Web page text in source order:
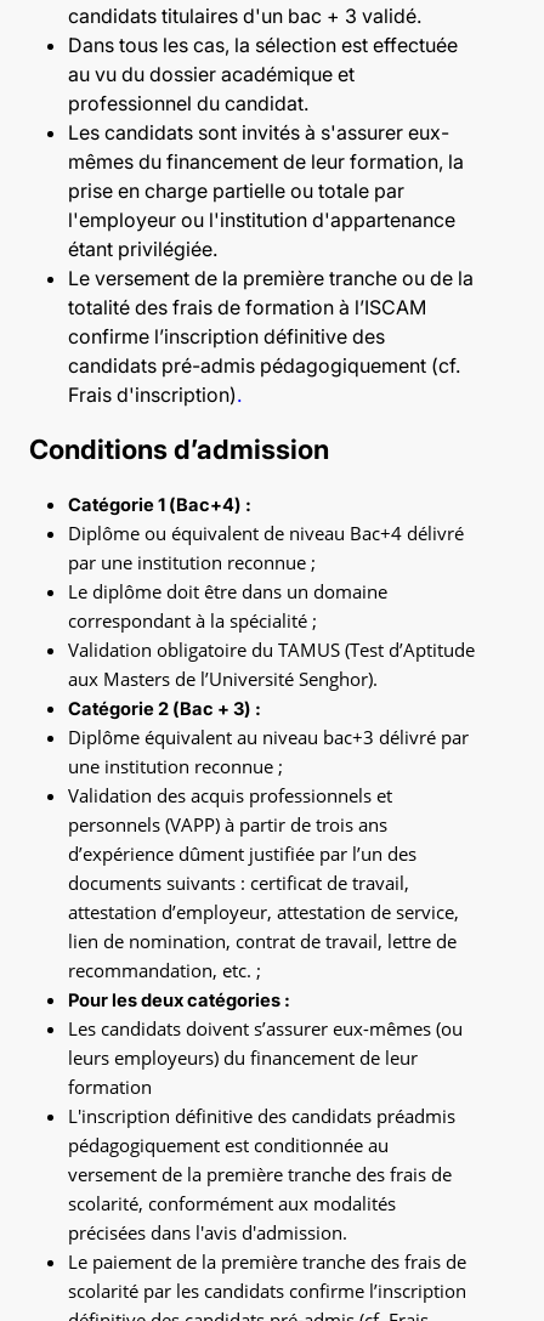
candidats titulaires d'un bac + 3 validé.
Dans tous les cas, la sélection est effectuée
au vu du dossier académique et
professionnel du candidat.
Les candidats sont invités à s'assurer eux-
mêmes du financement de leur formation, la
prise en charge partielle ou totale par
l'employeur ou l'institution d'appartenance
étant privilégiée.
Le versement de la première tranche ou de la
totalité des frais de formation à l’ISCAM
confirme l’inscription définitive des
candidats pré-admis pédagogiquement (cf.
Frais d'inscription).
Conditions d’admission
Catégorie 1 (Bac+4) :
Diplôme ou équivalent de niveau Bac+4 délivré
par une institution reconnue ;
Le diplôme doit être dans un domaine
correspondant à la spécialité ;
Validation obligatoire du TAMUS (Test d’Aptitude
aux Masters de l’Université Senghor).
Catégorie 2 (Bac + 3) :
Diplôme équivalent au niveau bac+3 délivré par
une institution reconnue ;
Validation des acquis professionnels et
personnels (VAPP) à partir de trois ans
d’expérience dûment justifiée par l’un des
documents suivants : certificat de travail,
attestation d’employeur, attestation de service,
lien de nomination, contrat de travail, lettre de
recommandation, etc. ;
Pour les deux catégories :
Les candidats doivent s’assurer eux-mêmes (ou
leurs employeurs) du financement de leur
formation
L'inscription définitive des candidats préadmis
pédagogiquement est conditionnée au
versement de la première tranche des frais de
scolarité, conformément aux modalités
précisées dans l'avis d'admission.
Le paiement de la première tranche des frais de
scolarité par les candidats confirme l’inscription